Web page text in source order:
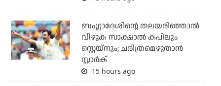
ബംഗ്ലാദേശിന്റെ തലയരിഞ്ഞാല്‍
വീഴുക സാക്ഷാല്‍ കപിലും
സ്റ്റെയ്‌നും; ചരിത്രമെഴുതാന്‍
സ്റ്റാര്‍ക്
15 hours ago